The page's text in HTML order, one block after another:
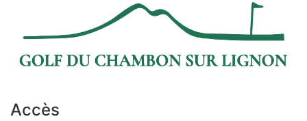
Accès